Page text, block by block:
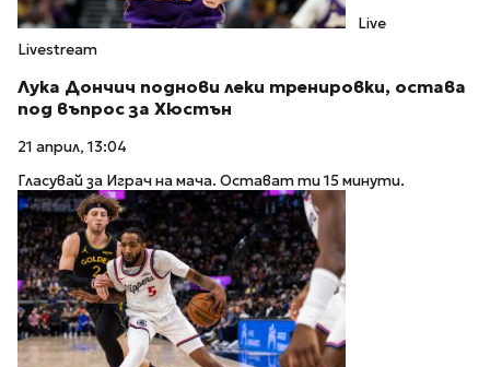
Live
Livestream
Лука Дончич поднови леки тренировки, остава
под въпрос за Хюстън
21 април, 13:04
Гласувай за Играч на мача. Остават ти 15 минути.